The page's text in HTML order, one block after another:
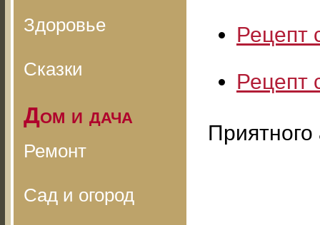
Здоровье
Сказки
Дом и дача
Ремонт
Сад и огород
Рецепт
Рецепт
Приятного